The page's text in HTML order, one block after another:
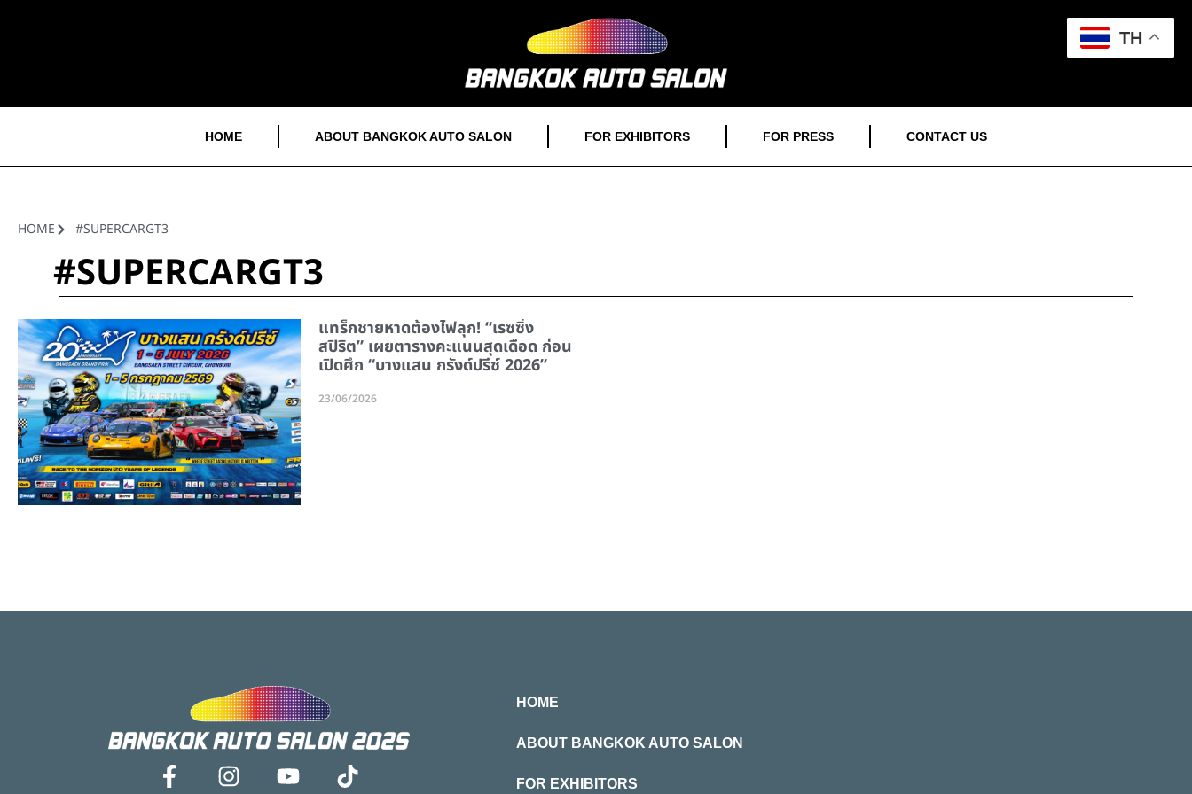
HOME ABOUT BANGKOK AUTO SALON FOR EXHIBITORS FOR PRESS CONTACT US
HOME #SUPERCARGT3
#SUPERCARGT3
แทร็กชายหาดต้องไฟลุก! “เรซซิ่ง
สปิริต” เผยตารางคะแนนสุดเดือด ก่อน
เปิดศึก “บางแสน กรังด์ปรีซ์ 2026”
23/06/2026
HOME
ABOUT BANGKOK AUTO SALON
FOR EXHIBITORS
TH